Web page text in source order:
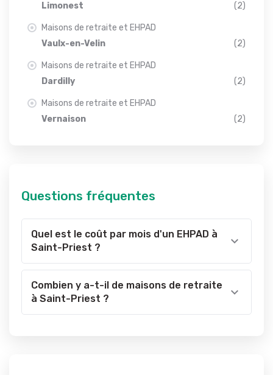
Limonest
(2)
Maisons de retraite et EHPAD
Vaulx-en-Velin
(2)
Maisons de retraite et EHPAD
Dardilly
(2)
Maisons de retraite et EHPAD
Vernaison
(2)
Questions fréquentes
Quel est le coût par mois d'un EHPAD à
Saint-Priest ?
Combien y a-t-il de maisons de retraite
à Saint-Priest ?